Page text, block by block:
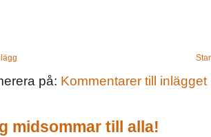
på: Kommentarer till inlägget
midsommar till alla!